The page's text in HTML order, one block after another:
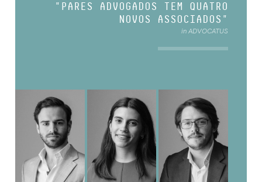
"PARES ADVOGADOS TEM QUATRO
NOVOS ASSOCIADOS"
in ADVOCATUS